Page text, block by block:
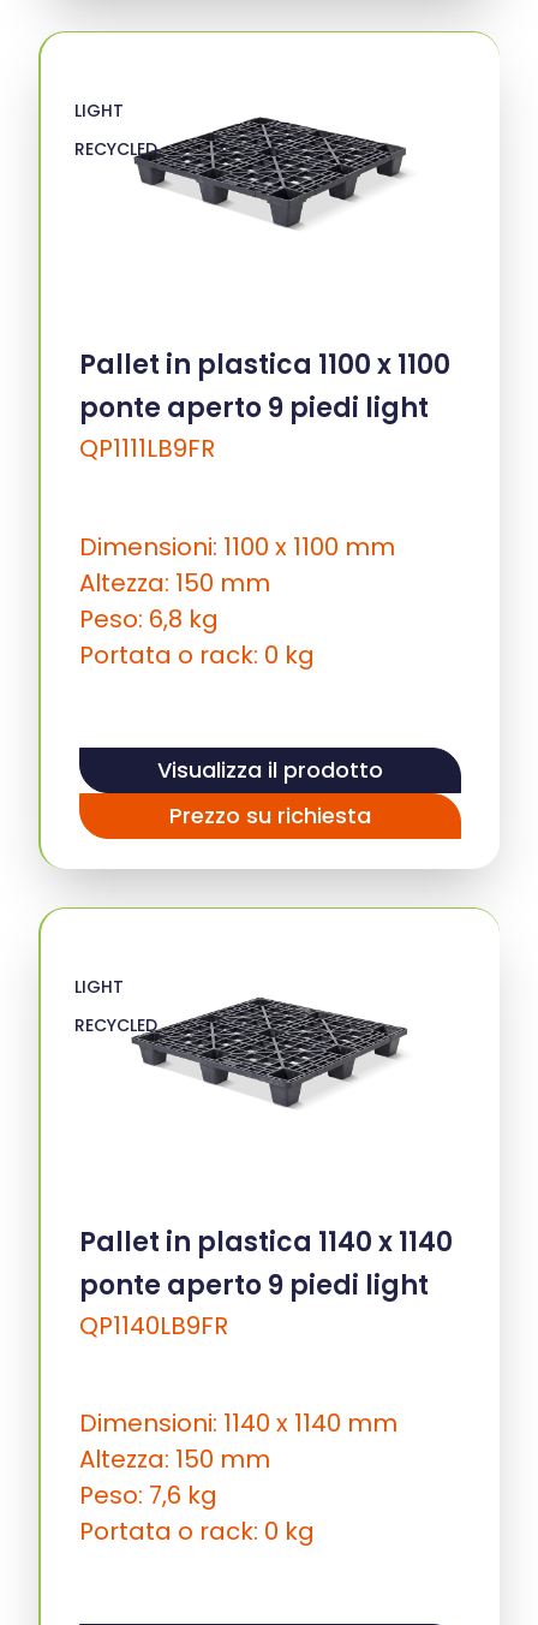
LIGHT
RECYCLED
Pallet in plastica 1100 x 1100
ponte aperto 9 piedi light
QP1111LB9FR
Dimensioni: 1100 x 1100 mm
Altezza: 150 mm
Peso: 6,8 kg
Portata o rack: 0 kg
Visualizza il prodotto
Prezzo su richiesta
LIGHT
RECYCLED
Pallet in plastica 1140 x 1140
ponte aperto 9 piedi light
QP1140LB9FR
Dimensioni: 1140 x 1140 mm
Altezza: 150 mm
Peso: 7,6 kg
Portata o rack: 0 kg